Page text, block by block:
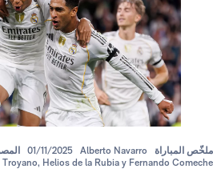
01/11/2025 Alberto Navarro
Jesús Troyano, Helios de la Rubia y